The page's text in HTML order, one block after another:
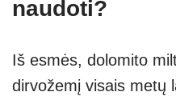
naudoti?
Iš esmės, dolomito
dirvožemį visais metų